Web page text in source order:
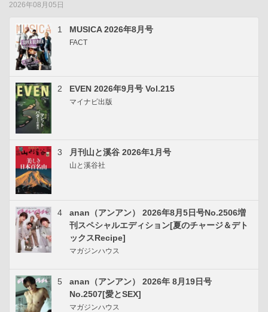
2026年08月05日
1 MUSICA 2026年8月号
FACT
2 EVEN 2026年9月号 Vol.215
マイナビ出版
3 月刊山と溪谷 2026年1月号
山と溪谷社
4
anan（アンアン） 2026年8月5日号No.2506増
刊スペシャルエディション[夏のチャージ＆デト
ックスRecipe]
マガジンハウス
5
anan（アンアン） 2026年 8月19日号
No.2507[愛とSEX]
マガジンハウス